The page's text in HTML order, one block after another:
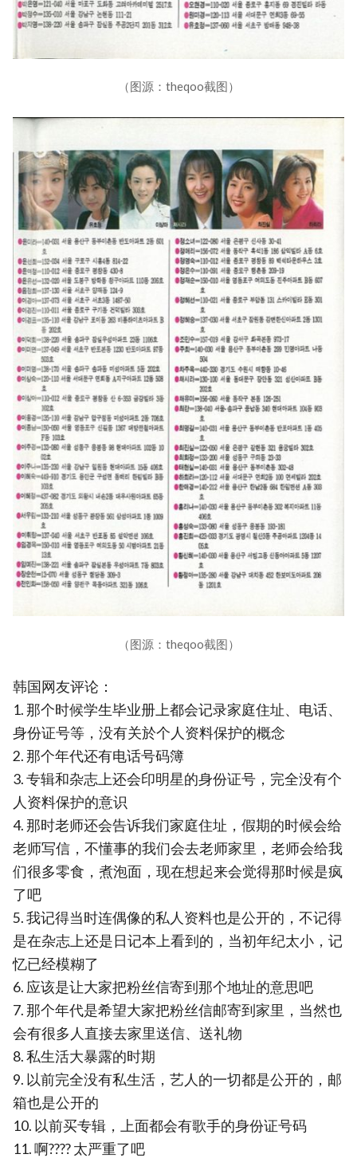
（图源：theqoo截图）
（图源：theqoo截图）
韩国网友评论：
1. 那个时候学生毕业册上都会记录家庭住址、电话、
身份证号等，没有关於个人资料保护的概念
2. 那个年代还有电话号码簿
3. 专辑和杂志上还会印明星的身份证号，完全没有个
人资料保护的意识
4. 那时老师还会告诉我们家庭住址，假期的时候会给
老师写信，不懂事的我们会去老师家里，老师会给我
们很多零食，煮泡面，现在想起来会觉得那时候是疯
了吧
5. 我记得当时连偶像的私人资料也是公开的，不记得
是在杂志上还是日记本上看到的，当初年纪太小，记
忆已经模糊了
6. 应该是让大家把粉丝信寄到那个地址的意思吧
7. 那个年代是希望大家把粉丝信邮寄到家里，当然也
会有很多人直接去家里送信、送礼物
8. 私生活大暴露的时期
9. 以前完全没有私生活，艺人的一切都是公开的，邮
箱也是公开的
10. 以前买专辑，上面都会有歌手的身份证号码
11. 啊???? 太严重了吧